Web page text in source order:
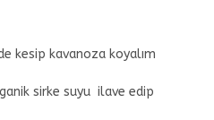
kesip kavanoza koyalım
sirke suyu ilave edip